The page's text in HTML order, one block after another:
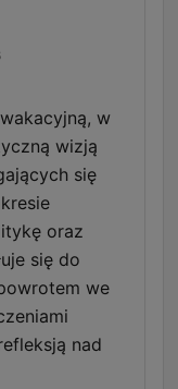
w
wizją
się
oraz
się do
we
nad